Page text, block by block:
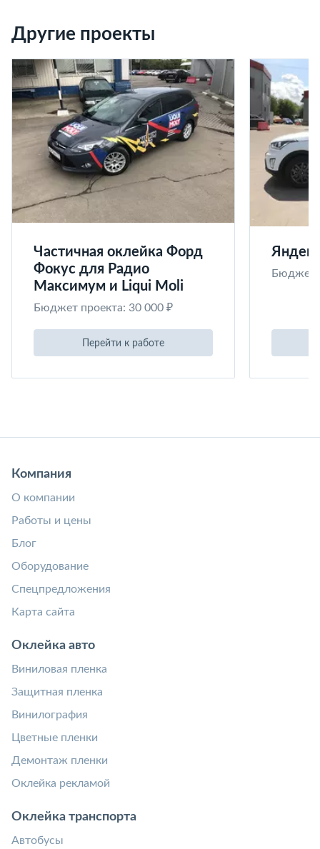
Другие проекты
Частичная оклейка Форд
Фокус для Радио
Максимум и Liqui Moli
Бюджет проекта: 30 000 ₽
Перейти к работе
Бюджет
Компания
О компании
Работы и цены
Блог
Оборудование
Спецпредложения
Карта сайта
Оклейка авто
Виниловая пленка
Защитная пленка
Винилография
Цветные пленки
Демонтаж пленки
Оклейка рекламой
Оклейка транспорта
Автобусы